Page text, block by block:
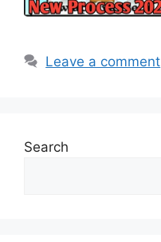
Leave a comment
Search